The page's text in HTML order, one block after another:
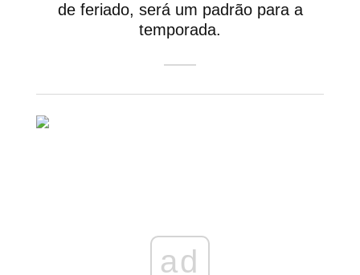
de feriado, será um padrão para a
temporada.
ad